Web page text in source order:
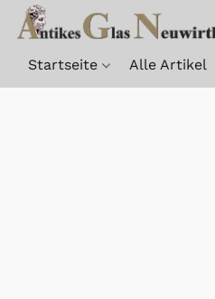
Startseite Alle Artikel